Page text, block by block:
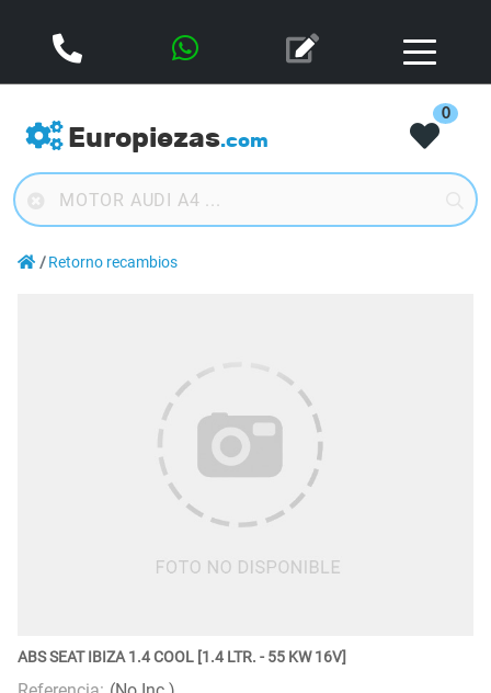
Europiezas.com
0
Retorno recambios
ABS SEAT IBIZA 1.4 COOL [1.4 LTR. - 55 KW 16V]